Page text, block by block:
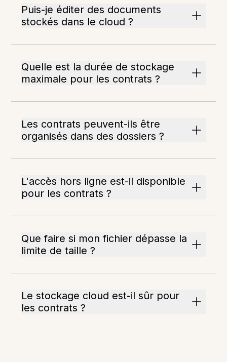
Puis-je éditer des documents
stockés dans le cloud ?
Quelle est la durée de stockage
maximale pour les contrats ?
Les contrats peuvent-ils être
organisés dans des dossiers ?
L'accès hors ligne est-il disponible
pour les contrats ?
Que faire si mon fichier dépasse la
limite de taille ?
Le stockage cloud est-il sûr pour
les contrats ?